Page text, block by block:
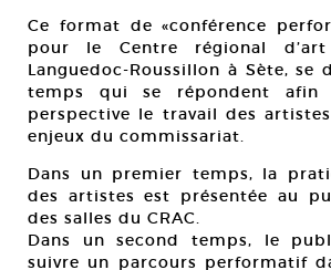
Ce format de «conférence
pour le Centre régional d’art
Languedoc-Roussillon à Sète, se
temps qui se répondent
perspective le travail des
enjeux du commissariat.
Dans un premier temps, la
des artistes est présentée au
des salles du CRAC.
Dans un second temps, le
suivre un parcours performatif